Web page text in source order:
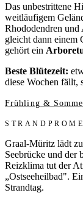
Das unbestrittene
weitläufigem
Rhododendren und
gleicht dann einem
gehört ein
Beste Blütezeit:
diese Wochen fällt,
Frühling &
Graal-Müritz lädt
Seebrücke und der
Reizklima tut der
„Ostseeheilbad".
Strandtag.